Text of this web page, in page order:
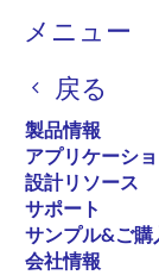
メニュー
戻る
製品情報
アプリケーシ
設計リソース
サポート
サンプル&ご購
会社情報
パ
く
ず
RZ MPU ソフト
RZ
ケージ
ページセク